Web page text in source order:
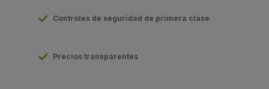
Controles de seguridad de primera clase
Precios transparentes